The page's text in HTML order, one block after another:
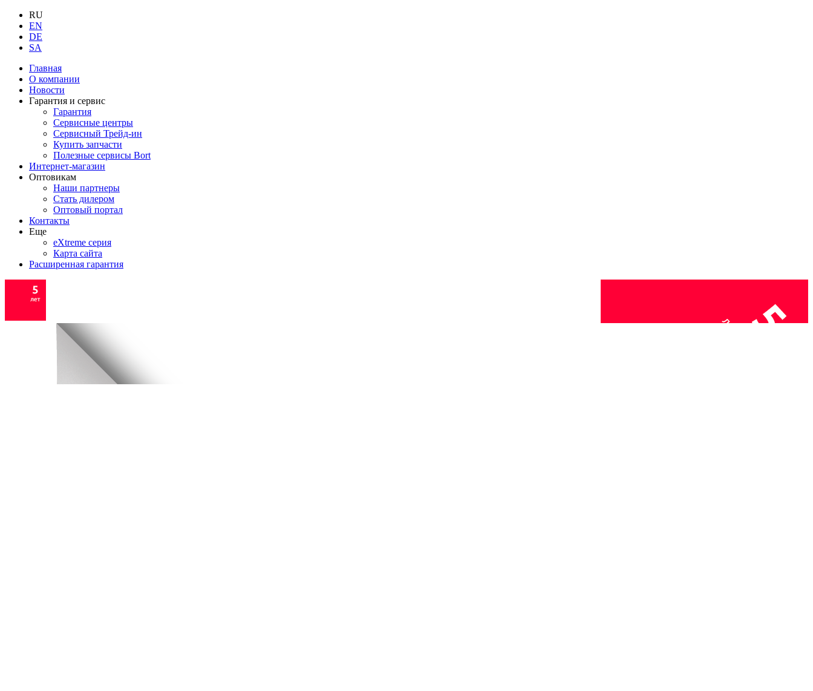
RU
EN
DE
SA
Главная
О компании
Новости
Гарантия и сервис
Гарантия
Сервисные центры
Сервисный Трейд-ин
Купить запчасти
Полезные сервисы Bort
Интернет-магазин
Оптовикам
Наши партнеры
Стать дилером
Оптовый портал
Контакты
Еще
eXtreme серия
Карта сайта
Расширенная гарантия